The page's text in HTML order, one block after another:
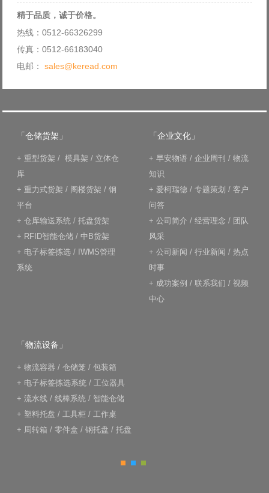
精于品质，诚于价格。
热线：0512-66326299
传真：0512-66183040
电邮： sales@keread.com
「仓储货架」
+ 重型货架 / 模具架 / 立体仓
库
+ 重力式货架 / 阁楼货架 / 钢
平台
+ 仓库输送系统 / 托盘货架
+ RFID智能仓储 / 中B货架
+ 电子标签拣选 / IWMS管理
系统
「企业文化」
+ 早安物语 / 企业周刊 / 物流
知识
+ 爱柯瑞德 / 专题策划 / 客户
问答
+ 公司简介 / 经营理念 / 团队
风采
+ 公司新闻 / 行业新闻 / 热点
时事
+ 成功案例 / 联系我们 / 视频
中心
「物流设备」
+ 物流容器 / 仓储笼 / 包装箱
+ 电子标签拣选系统 / 工位器具
+ 流水线 / 线棒系统 / 智能仓储
+ 塑料托盘 / 工具柜 / 工作桌
+ 周转箱 / 零件盒 / 钢托盘 / 托盘